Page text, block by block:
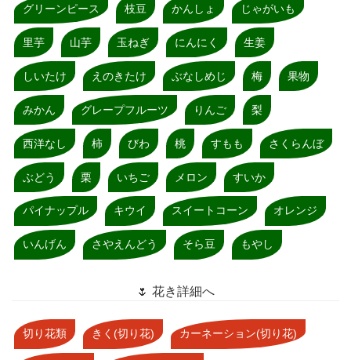
グリーンピース 枝豆 かんしょ じゃがいも
里芋 山芋 玉ねぎ にんにく 生姜
しいたけ えのきたけ ぶなしめじ 梅 果物
みかん グレープフルーツ りんご 梨
西洋なし 柿 びわ 桃 すもも さくらんぼ
ぶどう 栗 いちご メロン すいか
パイナップル キウイ スイートコーン オレンジ
いんげん さやえんどう そら豆 もやし
🌷 花き詳細へ
切り花類 きく(切り花) カーネーション(切り花)